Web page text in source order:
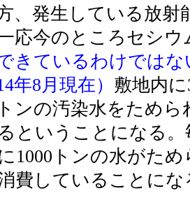
、発生している放射
応今のところセシウ
きているわけではな
年8月現在） 敷地内
ンの汚染水をため
ということになる
1000トンの水がた
費していることにな